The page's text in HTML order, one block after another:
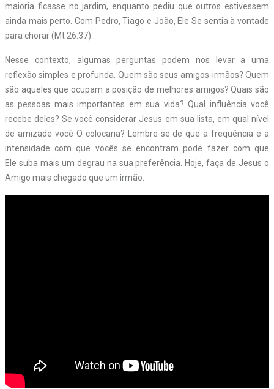
maioria ficasse no jardim, enquanto pediu que outros estivessem
ainda mais perto. Com Pedro, Tiago e João, Ele Se sentia à vontade
para chorar (Mt 26:37).
Nesse contexto, algumas perguntas podem nos levar a uma
reflexão simples e profunda. Quem são seus amigos-irmãos? Quem
são aqueles que ocupam a posição de melhores amigos? Quais são
as pessoas mais importantes em sua vida? Qual influência você
recebe deles? Se você considerar Jesus em sua lista, em qual nível
de amizade você O colocaria? Lembre-se de que a frequência e a
intensidade com que vocês se encontram pode fazer com que
Ele suba mais um degrau na sua preferência. Hoje, faça de Jesus o
Amigo mais chegado que um irmão.